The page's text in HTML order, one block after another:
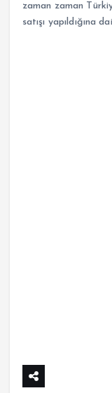
zaman zaman
satışı yapıldığına